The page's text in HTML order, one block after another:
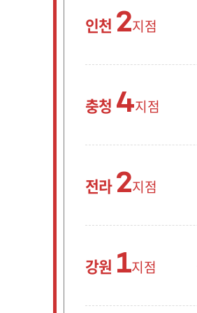
인천 2지점
충청 4지점
전라2지점
강원 1지점